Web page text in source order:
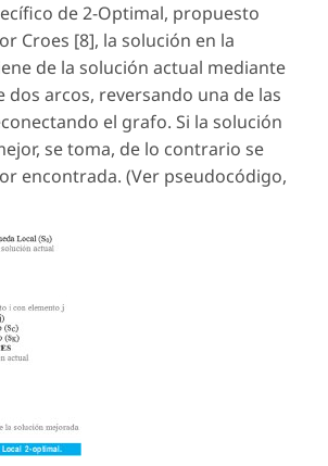
de 2-Optimal, propuesto
Croes [8], la solución en la
de la solución actual mediante
dos arcos, reversando una de las
el grafo. Si la solución
se toma, de lo contrario se
encontrada. (Ver pseudocódigo,